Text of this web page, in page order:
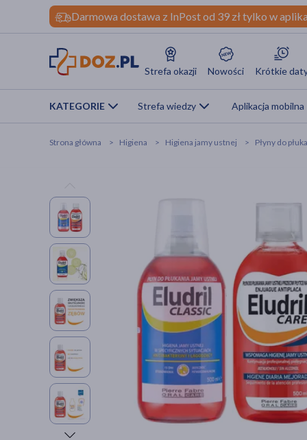
Darmowa dostawa z InPost od 39 zł tylko w
Strefa okazji Nowości Krótkie
KATEGORIE Strefa wiedzy Aplikacja mobilna
Strona główna Higiena Higiena jamy ustnej Płyny do